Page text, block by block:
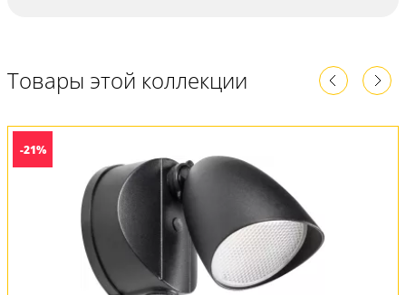
Товары этой коллекции
-21%